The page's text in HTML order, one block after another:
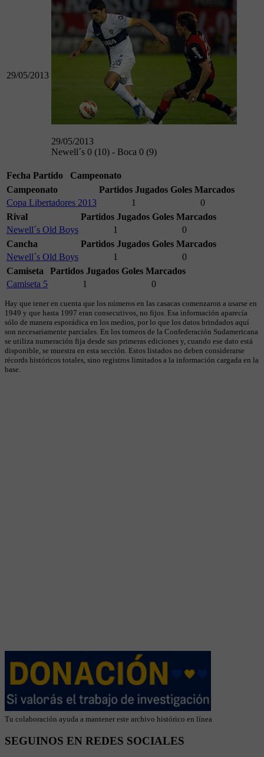
29/05/2013
29/05/2013
Newell´s 0 (10) - Boca 0 (9)
Fecha Partido
Campeonato
Campeonato
Partidos Jugados Goles Marcados
Copa Libertadores 2013
1
0
Rival
Partidos Jugados Goles Marcados
Newell´s Old Boys
1
0
Cancha
Partidos Jugados Goles Marcados
Newell´s Old Boys
1
0
Camiseta
Partidos Jugados Goles Marcados
Camiseta 5
1 0
Hay que tener en cuenta que los números en las casacas comenzaron a usarse en
1949 y que hasta 1997 eran consecutivos, no fijos. Esa información aparecía
sólo de manera esporádica en los medios, por lo que los datos brindados aquí
son necesariamente parciales. En los torneos de la Confederación Sudamericana
se utiliza numeración fija desde sus primeras ediciones y, cuando ese dato está
disponible, se muestra en esta sección. Estos listados no deben considerarse
récords históricos totales, sino registros limitados a la información cargada en la
base.
Tu colaboración ayuda a mantener este archivo histórico en línea
SEGUINOS EN REDES SOCIALES